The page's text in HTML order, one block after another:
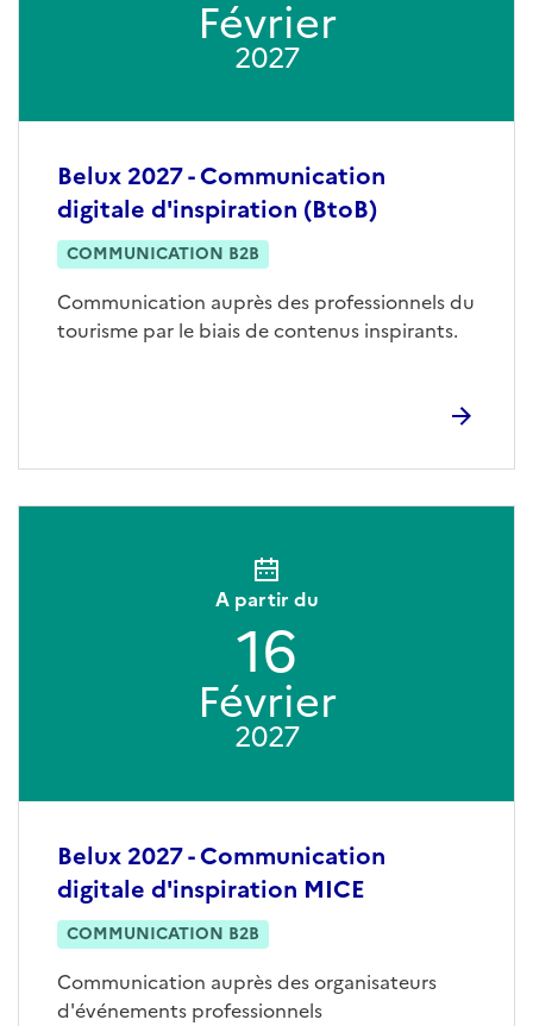
Belux 2027 - Communication
digitale d'inspiration (BtoB)
COMMUNICATION B2B
Communication auprès des professionnels du
tourisme par le biais de contenus inspirants.
Février
2027
Belux 2027 - Communication
digitale d'inspiration MICE
COMMUNICATION B2B
Communication auprès des organisateurs
d'événements professionnels
A partir du
16
Février
2027